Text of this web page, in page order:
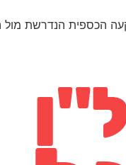
הכספית הנדרשת מול